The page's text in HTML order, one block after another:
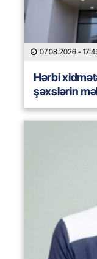
07.08.2026 -
Hərbi
şəxslərin